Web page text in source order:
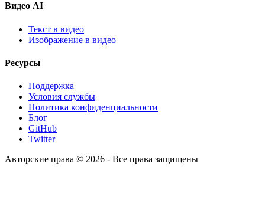
Видео AI
Текст в видео
Изображение в видео
Ресурсы
Поддержка
Условия службы
Политика конфиденциальности
Блог
GitHub
Twitter
Авторские права © 2026 - Все права защищены